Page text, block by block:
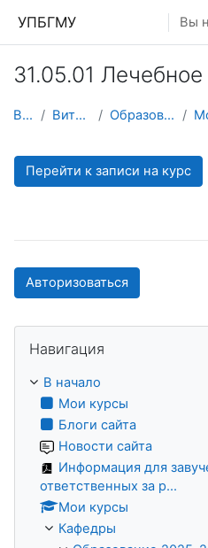
УПБГМУ Вы
31.05.01
В начало Витрина курсов 3KL Образование 2025-2026 уч.год
Перейти к записи на курс
Авторизоваться
Навигация
В начало
Мои курсы
Блоги сайта
Новости сайта
Информация для
ответственных за р...
Мои курсы
Кафедры